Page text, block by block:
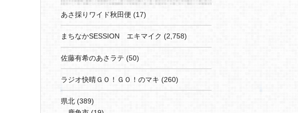
あさ採りワイド秋田便 (17)
まちなかSESSION エキマイク (2,758)
佐藤有希のあさラテ (50)
ラジオ快晴ＧＯ！ＧＯ！のマキ (260)
県北 (389)